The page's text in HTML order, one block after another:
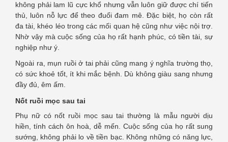
không phải lam lũ cực khổ nhưng vẫn luôn giữ được chí tiến
thủ, luôn nỗ lực để theo đuổi đam mê. Đặc biệt, họ còn rất
đa tài, khéo léo trong các mối quan hệ cũng như việc nội trợ.
Nhờ vậy mà cuộc sống của họ rất hạnh phúc, có tiền tài, sự
nghiệp như ý.
Ngoài ra, mụn ruồi ở tai phải cũng mang ý nghĩa trường thọ,
có sức khoẻ tốt, ít khi mắc bệnh. Dù không giàu sang nhưng
đầy đủ, êm ấm.
Nốt ruồi mọc sau tai
Phụ nữ có nốt ruồi mọc sau tai thường là mẫu người dịu
hiền, tính cách ôn hoà, dễ mến. Cuộc sống của họ rất sung
sướng, không phải lo về tiền bạc. Không những có năng lực,